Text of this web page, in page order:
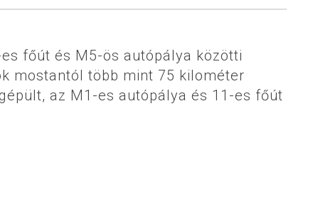
főút és M5-ös autópálya közötti
mostantól több mint 75 kilométer
az M1-es autópálya és 11-es főút